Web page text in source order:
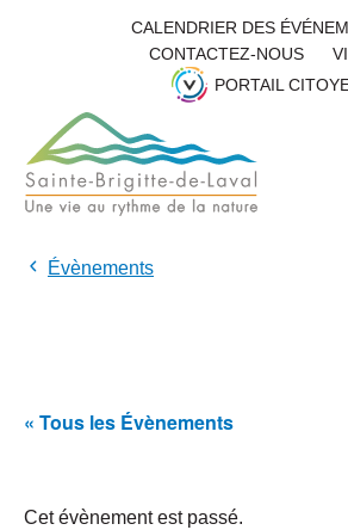
CALENDRIER DES
CONTACTEZ-NOUS
PORTAIL
Évènements
« Tous les Évènements
Cet évènement est passé.